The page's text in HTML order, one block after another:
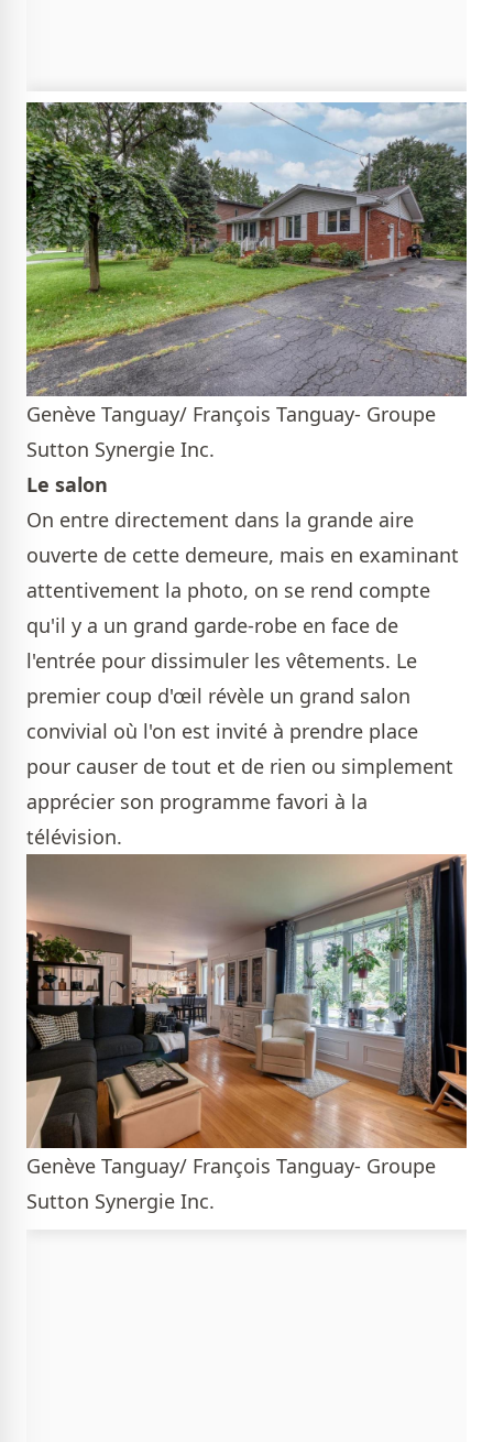
Genève Tanguay/ François Tanguay- Groupe
Sutton Synergie Inc.
Le salon
On entre directement dans la grande aire
ouverte de cette demeure, mais en examinant
attentivement la photo, on se rend compte
qu'il y a un grand garde-robe en face de
l'entrée pour dissimuler les vêtements. Le
premier coup d'œil révèle un grand salon
convivial où l'on est invité à prendre place
pour causer de tout et de rien ou simplement
apprécier son programme favori à la
télévision.
Genève Tanguay/ François Tanguay- Groupe
Sutton Synergie Inc.